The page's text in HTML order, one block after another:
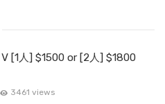
[1人] $1500 or [2人] $1800
3461 views